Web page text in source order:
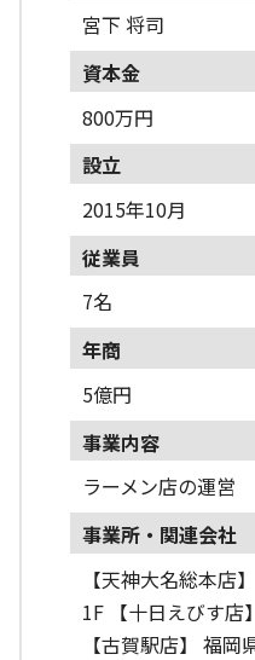
宮下 将司
資本金
800万円
設立
2015年10月
従業員
7名
年商
5億円
事業内容
ラーメン店の運営
事業所・関連会社
【天神大名総本店
1F 【十日えびす
【古賀駅店】 福